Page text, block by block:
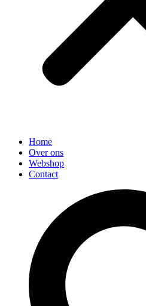
Home
Over ons
Webshop
Contact